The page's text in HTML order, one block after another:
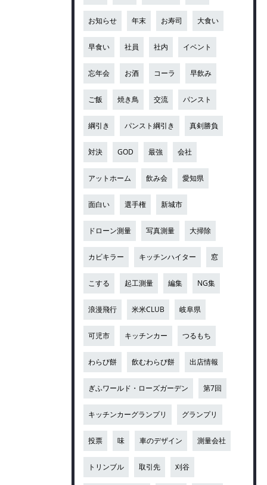
お知らせ 年末 お寿司 大食い
早食い 社員 社内 イベント
忘年会 お酒 コーラ 早飲み
ご飯 焼き鳥 交流 パンスト
綱引き パンスト綱引き 真剣勝負
対決 GOD 最強 会社
アットホーム 飲み会 愛知県
面白い 選手権 新城市
ドローン測量 写真測量 大掃除
カビキラー キッチンハイター 窓
こする 起工測量 編集 NG集
浪漫飛行 米米CLUB 岐阜県
可児市 キッチンカー つるもち
わらび餅 飲むわらび餅 出店情報
ぎふワールド・ローズガーデン 第7回
キッチンカーグランプリ グランプリ
投票 味 車のデザイン 測量会社
トリンブル 取引先 刈谷